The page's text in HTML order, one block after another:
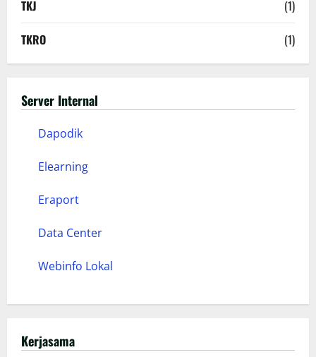
TKJ
(1)
TKRO
(1)
Server Internal
Dapodik
Elearning
Eraport
Data Center
Webinfo Lokal
Kerjasama